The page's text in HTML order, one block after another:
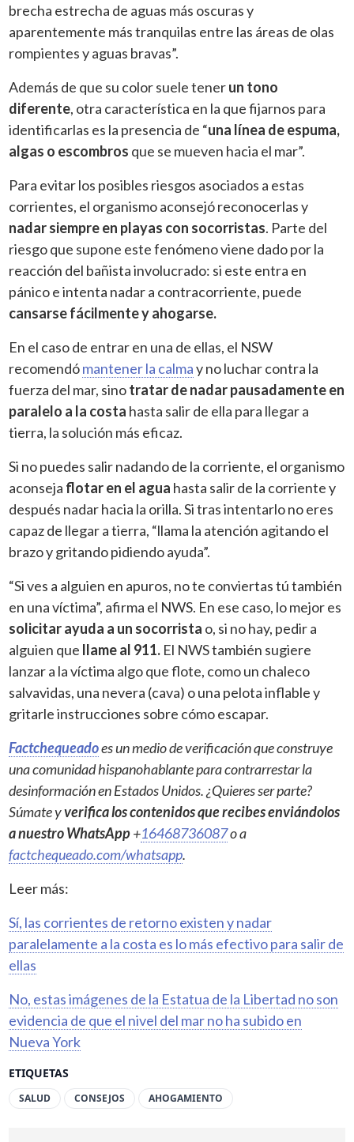
ETIQUETAS
SALUD CONSEJOS AHOGAMIENTO
brecha estrecha de aguas más oscuras y
aparentemente más tranquilas entre las áreas de olas
rompientes y aguas bravas”.
Además de que su color suele tenerun tono
diferente, otra característica en la que fijarnos para
identificarlas es la presencia de “una línea de espuma,
algas o escombros que se mueven hacia el mar”.
Para evitar los posibles riesgos asociados a estas
corrientes, el organismo aconsejó reconocerlas y
nadar siempre en playas con socorristas. Parte del
riesgo que supone este fenómeno viene dado por la
reacción del bañista involucrado: si este entra en
pánico e intenta nadar a contracorriente, puede
cansarse fácilmente y ahogarse.
En el caso de entrar en una de ellas, el NSW
recomendómantener la calmay no luchar contra la
fuerza del mar, sinotratar de nadar pausadamente en
paralelo a la costa hasta salir de ella para llegar a
tierra, la solución más eficaz.
Si no puedes salir nadando de la corriente, el organismo
aconseja flotar en el agua hasta salir de la corriente y
después nadar hacia la orilla. Si tras intentarlo no eres
capaz de llegar a tierra, “llama la atención agitando el
brazo y gritando pidiendo ayuda”.
“Si ves a alguien en apuros, no te conviertas tú también
en una víctima”, afirma el NWS. En ese caso, lo mejor es
solicitar ayuda a un socorrista o, si no hay, pedir a
alguien que llame al 911. El NWS también sugiere
lanzar a la víctima algo que flote, como un chaleco
salvavidas, una nevera (cava) o una pelota inflable y
gritarle instrucciones sobre cómo escapar.
Factchequeadoes un medio de verificación que construye
una comunidad hispanohablante para contrarrestar la
desinformación en Estados Unidos. ¿Quieres ser parte?
Súmate yverifica los contenidos que recibes enviándolos
a nuestro WhatsApp+16468736087o a
factchequeado.com/whatsapp.
Leer más:
Sí, las corrientes de retorno existen y nadar
paralelamente a la costa es lo más efectivo para salir de
ellas
No, estas imágenes de la Estatua de la Libertad no son
evidencia de que el nivel del mar no ha subido en
Nueva York